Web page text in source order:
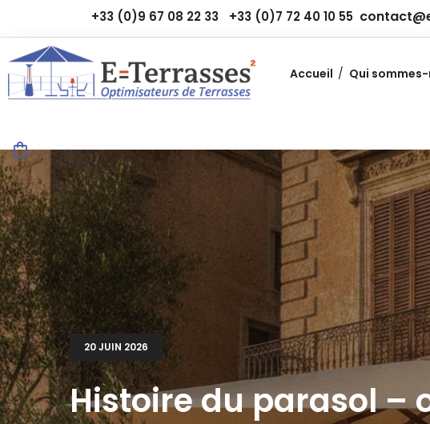
+33 (0)9 67 08 22 33 +33 (0)7 72 40 10 55
Accueil Qui
20 JUIN 2026
Histoire du parasol –